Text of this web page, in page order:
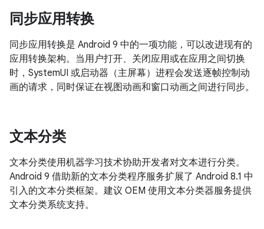
同步应用转换
同步应用转换是 Android 9 中的一项功能，可以改进现有的
应用转换架构。当用户打开、关闭应用或在应用之间切换
时，SystemUI 或启动器（主屏幕）进程会发送逐帧控制动
画的请求，同时保证在视图动画和窗口动画之间进行同步。
文本分类
文本分类使用机器学习技术协助开发者对文本进行分类。
Android 9 借助新的文本分类程序服务扩展了 Android 8.1 中
引入的文本分类框架。建议 OEM 使用文本分类器服务提供
文本分类系统支持。